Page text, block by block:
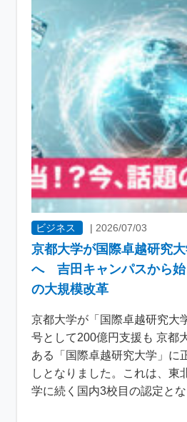
ビジネス | 2026/07/03
京都大学が国際卓越研究
へ 吉田キャンパスから始
の大規模改革
京都大学が「国際卓越研究
号として200億円支援も 京都
ある「国際卓越研究大学」に
しとなりました。これは、東
学に続く国内3校目の認定と